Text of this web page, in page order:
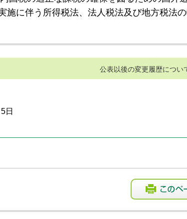
施に伴う所得税法、法人税法及び地方税法
公表以後の変更履歴につい
日